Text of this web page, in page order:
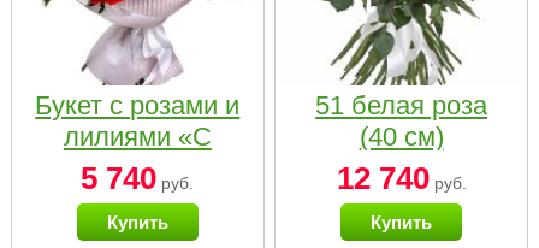
Букет с розами и
лилиями «С
наилучшими
пожеланиями»
5 740 руб.
Купить
51 белая роза
(40 см)
12 740руб.
Купить